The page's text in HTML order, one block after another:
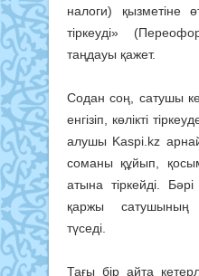
налоги) қызметіне
тіркеуді»
таңдауы қажет.
Содан соң, сатушы
енгізіп, көлікті
алушы Kaspi.kz
соманы құйып,
атына тіркейді.
қаржы сатушының
түседі.
Тағы бір айта